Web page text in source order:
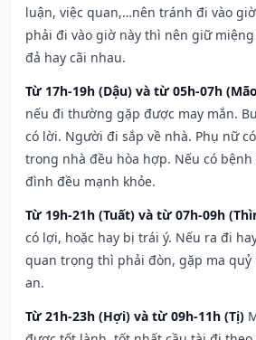
luận, việc quan,…nên tránh đi vào
phải đi vào giờ này thì nên giữ
đả hay cãi nhau.
Từ 17h-19h (Dậu) và từ 05h-07h
nếu đi thường gặp được may mắn.
có lời. Người đi sắp về nhà. Phụ nữ
trong nhà đều hòa hợp. Nếu có
đình đều mạnh khỏe.
Từ 19h-21h (Tuất) và từ 07h-09h
có lợi, hoặc hay bị trái ý. Nếu ra đi
quan trọng thì phải đòn, gặp ma
an.
Từ 21h-23h (Hợi) và từ 09h-11h (Tị)